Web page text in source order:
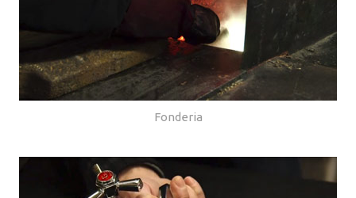
Fonderia